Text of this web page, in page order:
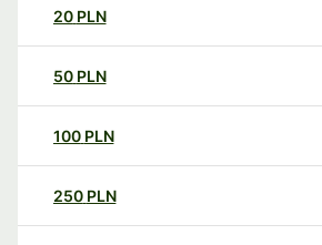
20 PLN
50 PLN
100 PLN
250 PLN